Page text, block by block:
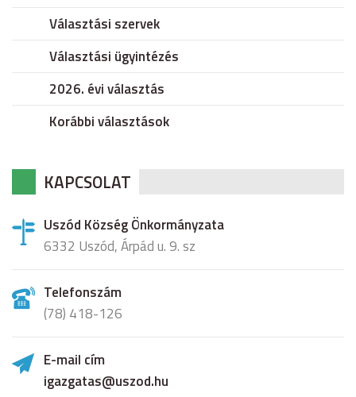
Választási szervek
Választási ügyintézés
2026. évi választás
Korábbi választások
KAPCSOLAT
Uszód Község Önkormányzata
6332 Uszód, Árpád u. 9. sz
Telefonszám
(78) 418-126
E-mail cím
igazgatas@uszod.hu